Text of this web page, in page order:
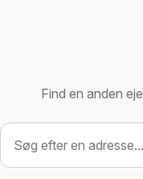
Find en anden
Søg efter ejendom